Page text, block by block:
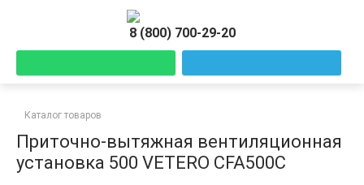
8 (800) 700-29-20
Каталог товаров
Приточно-вытяжная вентиляционная
установка 500 VETERO CFA500С